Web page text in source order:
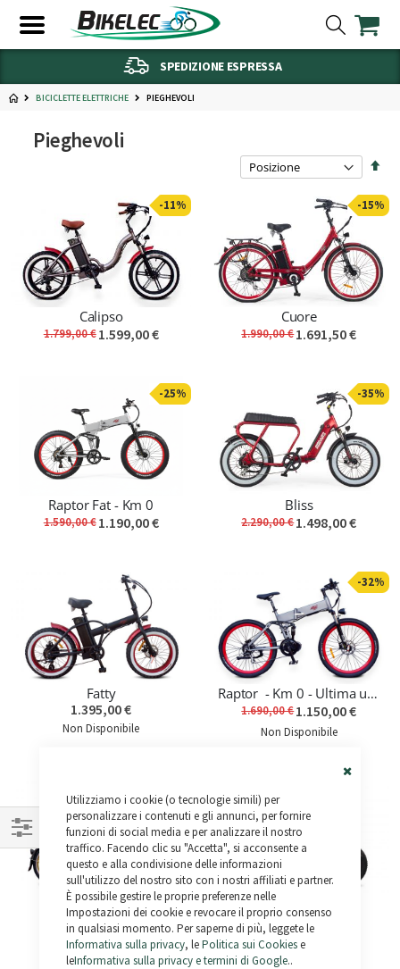
Utilizziamo i cookie (o tecnologie simili) per
personalizzare i contenuti e gli annunci, per fornire
funzioni di social media e per analizzare il nostro
traffico. Facendo clic su "Accetta", si acconsente a
questo e alla condivisione delle informazioni
sull'utilizzo del nostro sito con i nostri affiliati e partner.
È possibile gestire le proprie preferenze nelle
Impostazioni dei cookie e revocare il proprio consenso
in qualsiasi momento. Per saperne di più, leggete le
Informativa sulla privacy, lePolitica sui Cookiese
leInformativa sulla privacy e termini di Google..
SPEDIZIONE ESPRESSA
BICICLETTE ELETTRICHE PIEGHEVOLI
Pieghevoli
-11%
Calipso
1.799,00 €1.599,00 €
-15%
Cuore
1.990,00 €1.691,50 €
-25%
Raptor Fat - Km 0
1.590,00 €1.190,00 €
-35%
Bliss
2.290,00 €1.498,00 €
Fatty
1.395,00 €
Non Disponibile
-32%
Raptor - Km 0 - Ultima unità
1.690,00 €1.150,00 €
Non Disponibile
Rocket
1.390,00 €
Non Disponibile
RocketBall
1.590,00 €
Non Disponibile
Naviga
per